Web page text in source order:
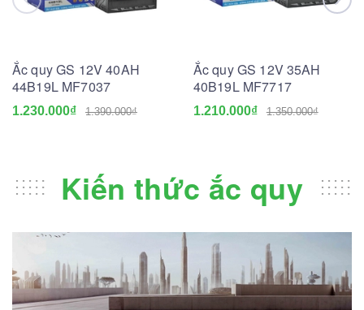
Ắc quy GS 12V 40AH
44B19L MF7037
1.230.000₫ 1.390.000₫
Ắc quy GS 12V 35AH
40B19L MF7717
1.210.000₫ 1.350.000₫
Kiến thức ắc quy